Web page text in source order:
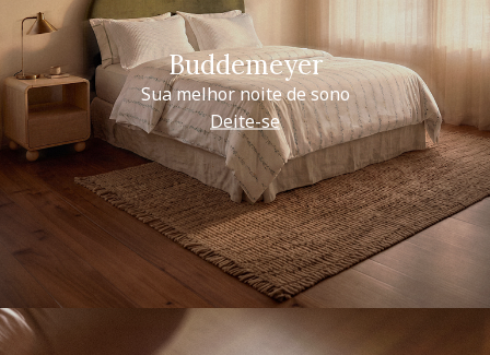
Buddemeyer
Sua melhor noite de sono
Deite-se